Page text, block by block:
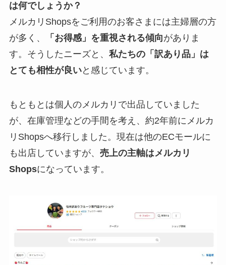
は何でしょうか？
メルカリShopsをご利用のお客さまには主婦層の方
が多く、
「お得感」を重視される傾向がありま
す。そうしたニーズと、 私たちの「訳あり品」は
とても相性が良いと感じています。
もともとは個人のメルカリで出品していました
が、在庫管理などの手間を考え、約2年前にメルカ
リShopsへ移行しました。現在は他のECモールに
も出店していますが、 売上の主軸はメルカリ
Shopsになっています。